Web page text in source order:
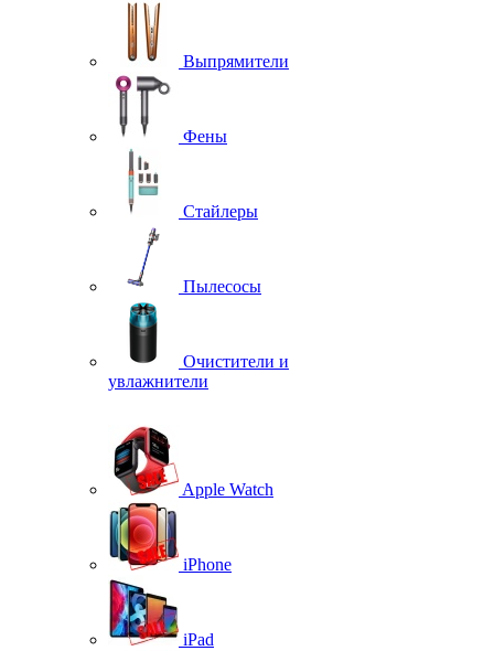
Выпрямители
Фены
Стайлеры
Пылесосы
Очистители и
увлажнители
Apple Watch
iPhone
iPad